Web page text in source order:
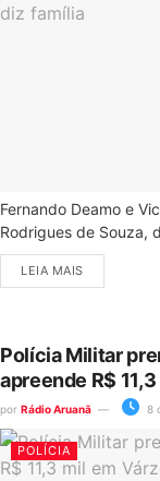
Fernando Deamo e
Rodrigues de Souza,
LEIA MAIS
Polícia Militar
apreende R$
por Rádio Aruanã 8
POLÍCIA